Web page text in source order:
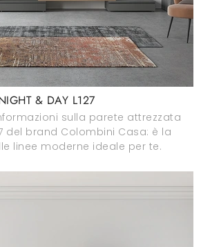
& DAY L127
sulla parete attrezzata
del brand Colombini Casa: è la
linee moderne ideale per te.